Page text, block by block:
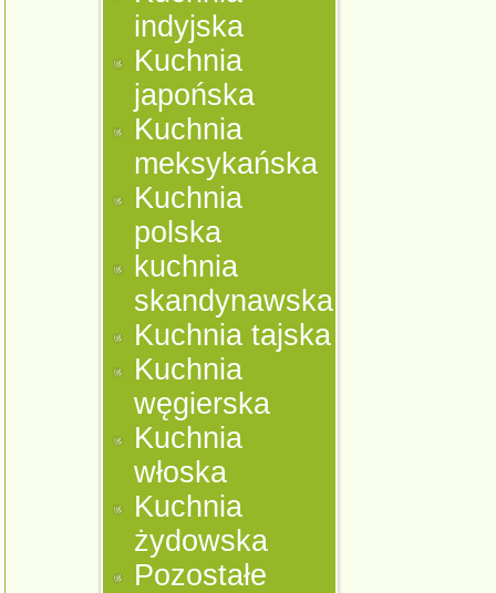
indyjska
Kuchnia
japońska
Kuchnia
meksykańska
Kuchnia
polska
kuchnia
skandynawska
Kuchnia tajska
Kuchnia
węgierska
Kuchnia
włoska
Kuchnia
żydowska
Pozostałe